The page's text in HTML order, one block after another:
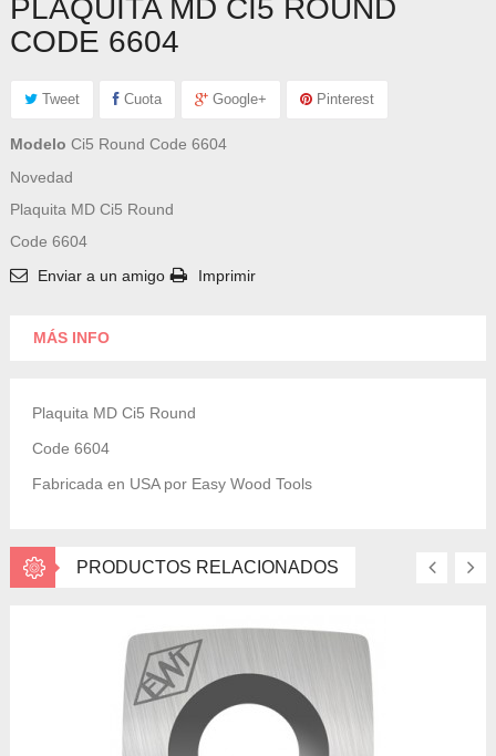
PLAQUITA MD CI5 ROUND
CODE 6604
Tweet Cuota Google+ Pinterest
Modelo Ci5 Round Code 6604
Novedad
Plaquita MD Ci5 Round
Code 6604
Enviar a un amigo
Imprimir
MÁS INFO
Plaquita MD Ci5 Round
Code 6604
Fabricada en USA por Easy Wood Tools
PRODUCTOS RELACIONADOS